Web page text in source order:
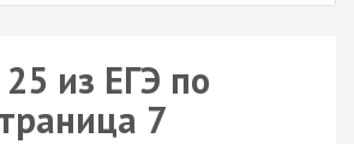
из ЕГЭ по
7